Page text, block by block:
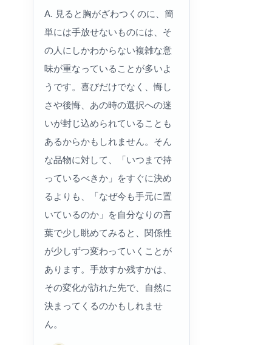
A. 見ると胸がざわつくのに、簡
単には手放せないものには、そ
の人にしかわからない複雑な意
味が重なっていることが多いよ
うです。喜びだけでなく、悔し
さや後悔、あの時の選択への迷
いが封じ込められていることも
あるからかもしれません。そん
な品物に対して、「いつまで持
っているべきか」をすぐに決め
るよりも、「なぜ今も手元に置
いているのか」を自分なりの言
葉で少し眺めてみると、関係性
が少しずつ変わっていくことが
あります。手放すか残すかは、
その変化が訪れた先で、自然に
決まってくるのかもしれませ
ん。